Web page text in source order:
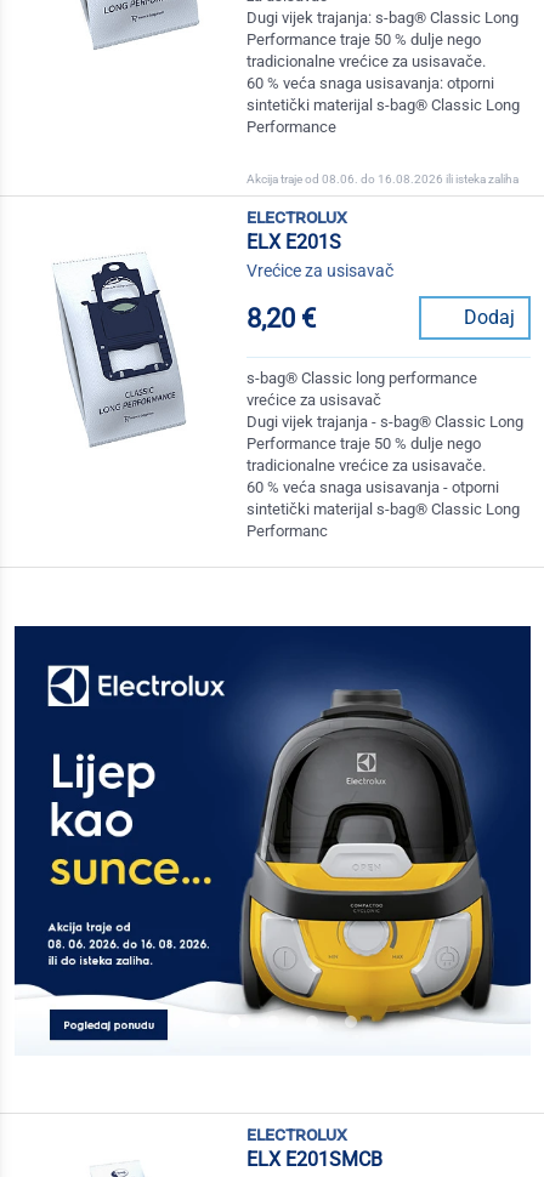
Dugi vijek trajanja: s-bag® Classic Long
Performance traje 50 % dulje nego
tradicionalne vrećice za usisavače.
60 % veća snaga usisavanja: otporni
sintetički materijal s-bag® Classic Long
Performance
Akcija traje od 08.06. do 16.08.2026 ili isteka zaliha
electrolux
ELX E201S
Vrećice za usisavač
8,20 € Dodaj
s-bag® Classic long performance
vrećice za usisavač
Dugi vijek trajanja - s-bag® Classic Long
Performance traje 50 % dulje nego
tradicionalne vrećice za usisavače.
60 % veća snaga usisavanja - otporni
sintetički materijal s-bag® Classic Long
Performanc
electrolux
ELX E201SMCB